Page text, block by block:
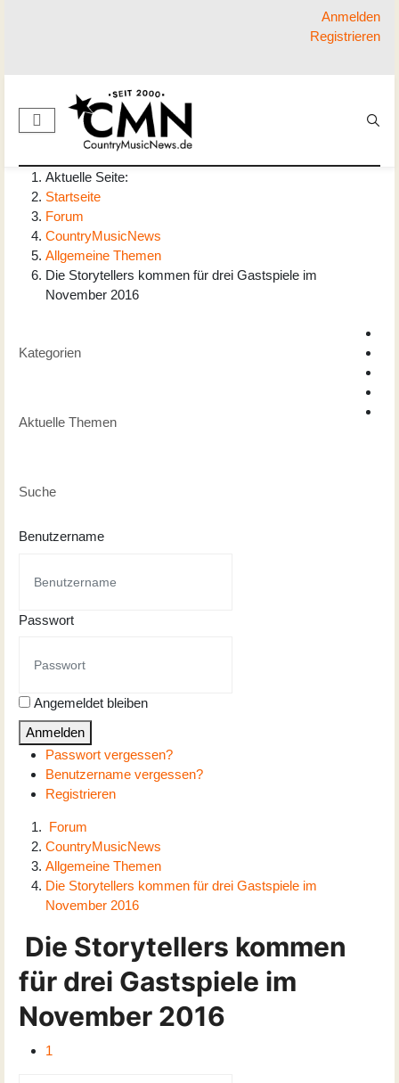
Anmelden
Registrieren
Aktuelle Seite:
Startseite
Forum
CountryMusicNews
Allgemeine Themen
Die Storytellers kommen für drei Gastspiele im
November 2016
Kategorien
Aktuelle Themen
Suche
Benutzername
Passwort
Angemeldet bleiben
Anmelden
Passwort vergessen?
Benutzername vergessen?
Registrieren
Forum
CountryMusicNews
Allgemeine Themen
Die Storytellers kommen für drei Gastspiele im
November 2016
Die Storytellers kommen
für drei Gastspiele im
November 2016
1